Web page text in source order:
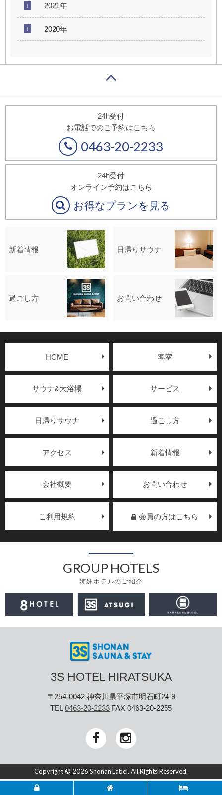
2021年
2020年
24h受付
お電話でのご予約はこちら
0463-20-2233
24h受付
オンライン予約はこちら
お得なプランを見る
新着情報 日帰りサウナ
過ごし方 お問い合わせ
HOME 客室
サウナ&大浴場 サービス
日帰りサウナ 過ごし方
アクセス 新着情報
会社概要 お問い合わせ
ご利用規約 会員の方はこちら
GROUP HOTELS
姉妹ホテルのご紹介
3S HOTEL HIRATSUKA
〒254-0042 神奈川県平塚市明石町24-9
TEL 0463-20-2233 FAX 0463-20-2255
Copyright © 2026 Shonan Label. All Rights Reserved.